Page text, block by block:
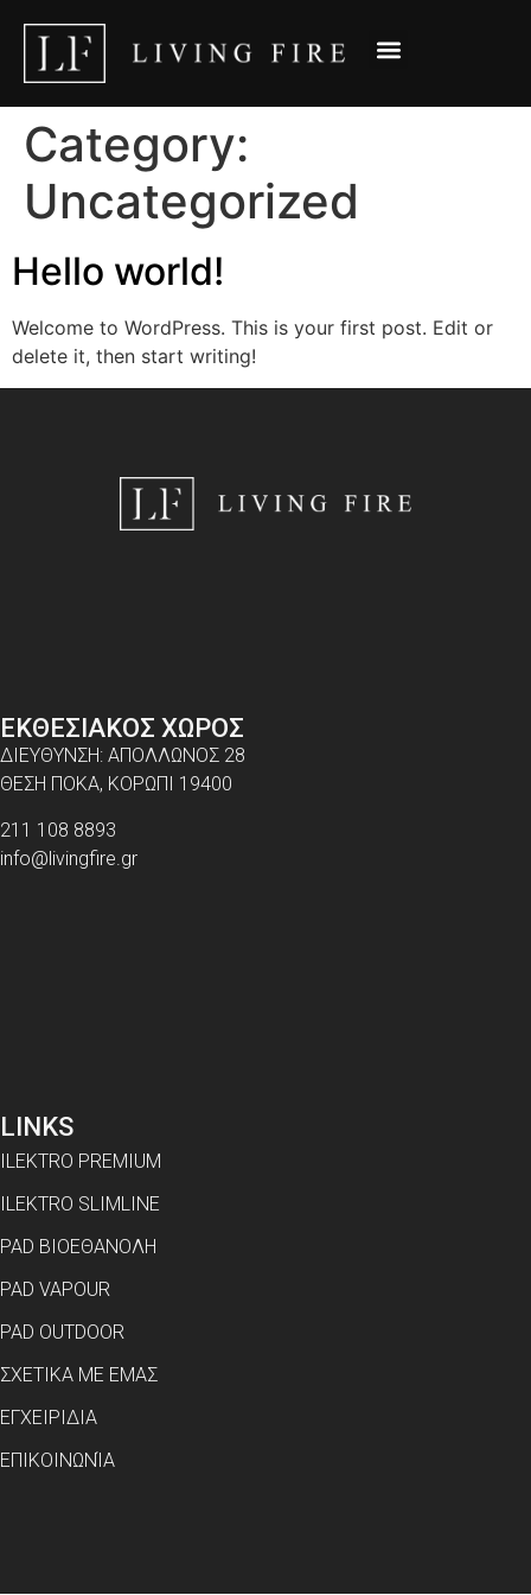
Category:
Uncategorized
Hello world!
Welcome to WordPress. This is your first post. Edit or
delete it, then start writing!
ΕΚΘΕΣΙΑΚΟΣ ΧΩΡΟΣ
ΔΙΕΥΘΥΝΣΗ: ΑΠΟΛΛΩΝΟΣ 28
ΘΕΣΗ ΠΟΚΑ, ΚΟΡΩΠΙ 19400
211 108 8893
info@livingfire.gr
LINKS
ILEKTRO PREMIUM
ILEKTRO SLIMLINE
PAD ΒΙΟΕΘΑΝΟΛΗ
PAD VAPOUR
PAD OUTDOOR
ΣΧΕΤΙΚΑ ΜΕ ΕΜΑΣ
ΕΓΧΕΙΡΙΔΙΑ
ΕΠΙΚΟΙΝΩΝΊΑ